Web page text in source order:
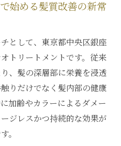
ートメントの魅力に迫る
ントの髪質改善効果を徹
オトリートメントの魅力
オトリートメントの安
始める髪質改善の新常
として、東京都中央区銀座
トリートメントです。従来
、髪の深層部に栄養を浸透
りだけでなく髪内部の健康
加齢やカラーによるダメー
ジレスかつ持続的な効果が
。